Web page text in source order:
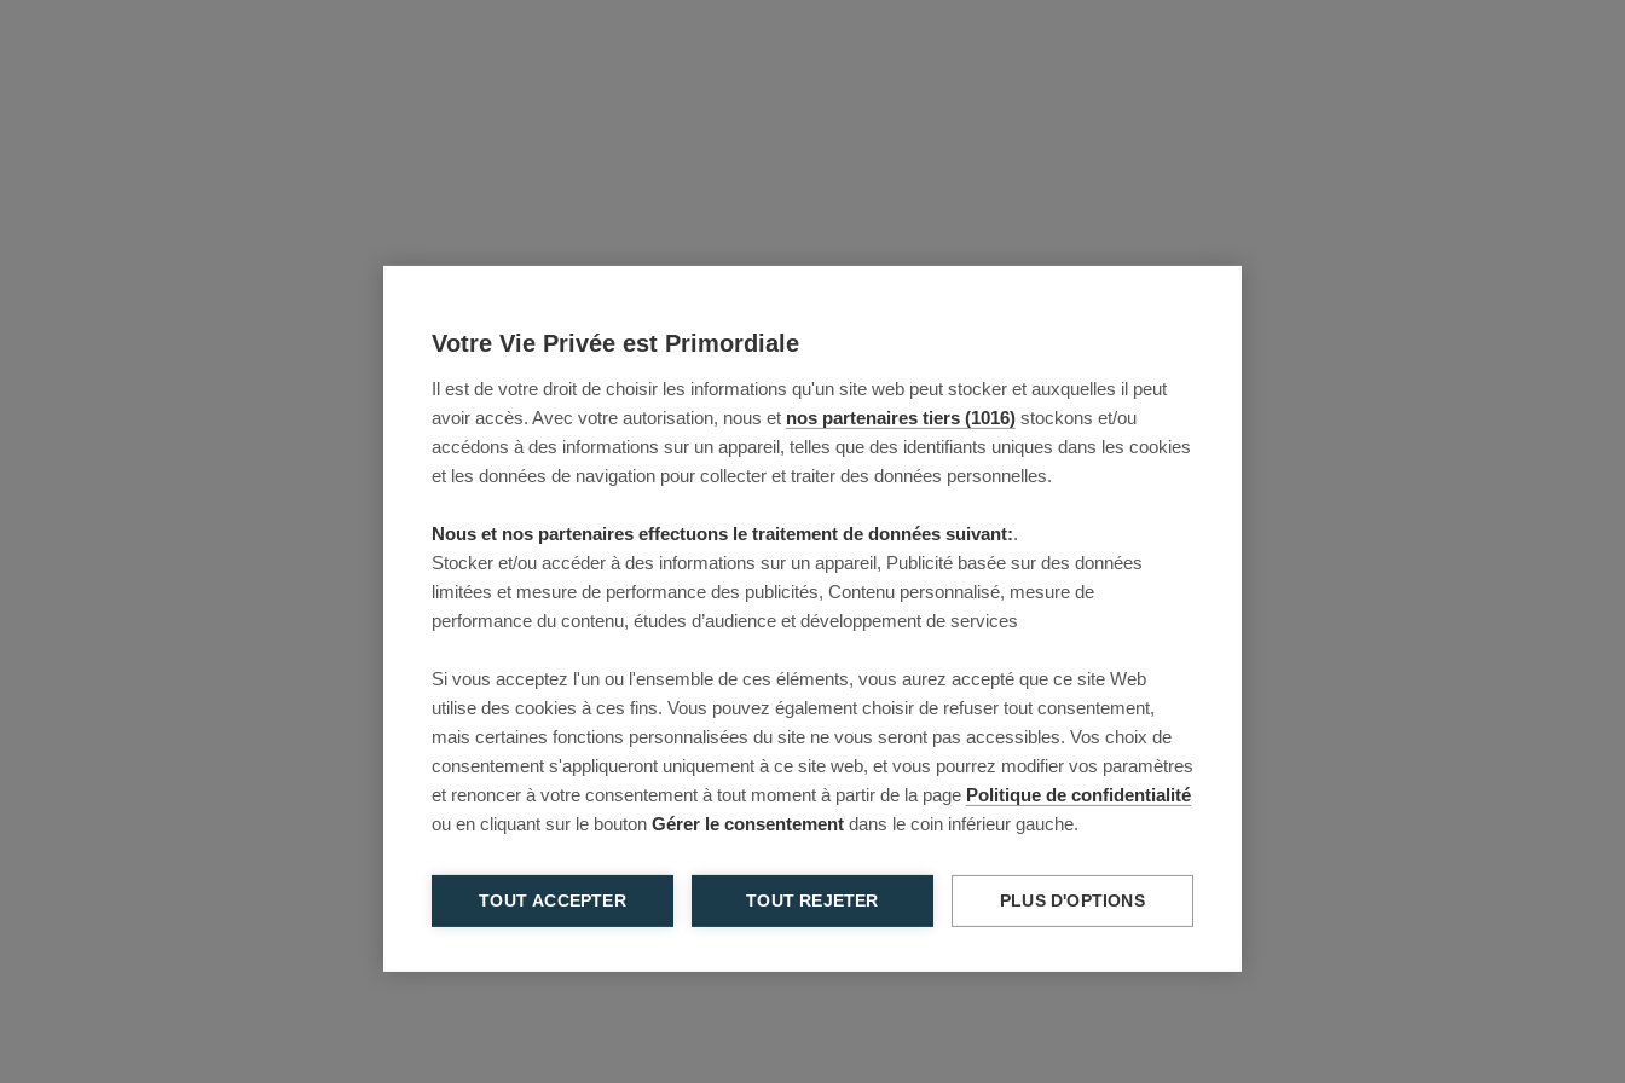
Votre Vie Privée est Primordiale
Il est de votre droit de choisir les informations qu'un site web peut stocker et auxquelles il peut
avoir accès. Avec votre autorisation, nous et nos partenaires tiers (1016) stockons et/ou
accédons à des informations sur un appareil, telles que des identifiants uniques dans les cookies
et les données de navigation pour collecter et traiter des données personnelles.
Nous et nos partenaires effectuons le traitement de données suivant:.
Stocker et/ou accéder à des informations sur un appareil, Publicité basée sur des données
limitées et mesure de performance des publicités, Contenu personnalisé, mesure de
performance du contenu, études d’audience et développement de services
Si vous acceptez l'un ou l'ensemble de ces éléments, vous aurez accepté que ce site Web
utilise des cookies à ces fins. Vous pouvez également choisir de refuser tout consentement,
mais certaines fonctions personnalisées du site ne vous seront pas accessibles. Vos choix de
consentement s'appliqueront uniquement à ce site web, et vous pourrez modifier vos paramètres
et renoncer à votre consentement à tout moment à partir de la page Politique de confidentialité
ou en cliquant sur le bouton Gérer le consentement dans le coin inférieur gauche.
TOUT ACCEPTER TOUT REJETER PLUS D'OPTIONS
This page couldn’t load
Reload to try again, or go back.
Reload Back